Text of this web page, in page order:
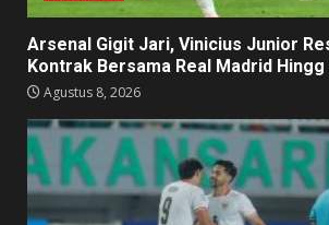
Arsenal Gigit Jari, Vinicius Junior
Kontrak Bersama Real Madrid Hingg
Agustus 8, 2026